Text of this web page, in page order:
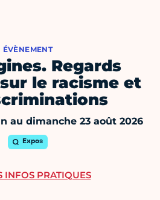
ÉVÈNEMENT
Regards
le racisme et
au dimanche 23 août 2026
Expos
INFOS PRATIQUES